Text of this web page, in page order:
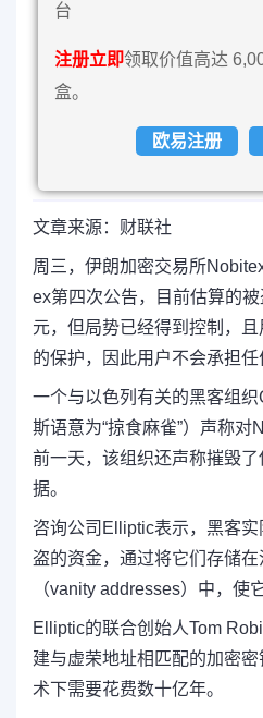
台
注册立即领取价值高达
盒。
欧易注册
文章来源：财联社
周三， 伊朗加密交易所
ex第四次公告，目前估算的
元，但局势已经得到控制，
的保护，因此用户不会承担任
一个与以色列有关的黑客组
斯语意为“掠食麻雀”）声称对
前一天，该组织还声称摧毁
据。
咨询公司Elliptic表示，黑客
盗的资金，通过将它们存储
（vanity addresses）中，使
Elliptic的联合创始人Tom
建与虚荣地址相匹配的加密
术下需要花费数十亿年。